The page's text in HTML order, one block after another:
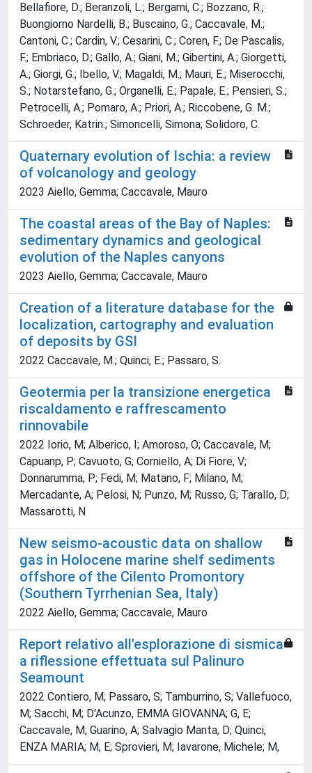
Bellafiore, D.; Beranzoli, L.; Bergami, C.; Bozzano, R.;
Buongiorno Nardelli, B.; Buscaino, G.; Caccavale, M.;
Cantoni, C.; Cardin, V.; Cesarini, C.; Coren, F.; De Pascalis,
F.; Embriaco, D.; Gallo, A.; Giani, M.; Gibertini, A.; Giorgetti,
A.; Giorgi, G.; Ibello, V.; Magaldi, M.; Mauri, E.; Miserocchi,
S.; Notarstefano, G.; Organelli, E.; Papale, E.; Pensieri, S.;
Petrocelli, A.; Pomaro, A.; Priori, A.; Riccobene, G. M.;
Schroeder, Katrin.; Simoncelli, Simona; Solidoro, C.
Quaternary evolution of Ischia: a review
of volcanology and geology
2023 Aiello, Gemma; Caccavale, Mauro
The coastal areas of the Bay of Naples:
sedimentary dynamics and geological
evolution of the Naples canyons
2023 Aiello, Gemma; Caccavale, Mauro
Creation of a literature database for the
localization, cartography and evaluation
of deposits by GSI
2022 Caccavale, M.; Quinci, E.; Passaro, S.
Geotermia per la transizione energetica
riscaldamento e raffrescamento
rinnovabile
2022 Iorio, M; Alberico, I; Amoroso, O; Caccavale, M;
Capuanp, P; Cavuoto, G; Corniello, A; Di Fiore, V;
Donnarumma, P; Fedi, M; Matano, F; Milano, M;
Mercadante, A; Pelosi, N; Punzo, M; Russo, G; Tarallo, D;
Massarotti, N
New seismo-acoustic data on shallow
gas in Holocene marine shelf sediments
offshore of the Cilento Promontory
(Southern Tyrrhenian Sea, Italy)
2022 Aiello, Gemma; Caccavale, Mauro
Report relativo all'esplorazione di sismica
a riflessione effettuata sul Palinuro
Seamount
2022 Contiero, M; Passaro, S; Tamburrino, S; Vallefuoco,
M; Sacchi, M; D'Acunzo, EMMA GIOVANNA; G, E;
Caccavale, M; Guarino, A; Salvagio Manta, D; Quinci,
ENZA MARIA; M, E; Sprovieri, M; Iavarone, Michele; M,